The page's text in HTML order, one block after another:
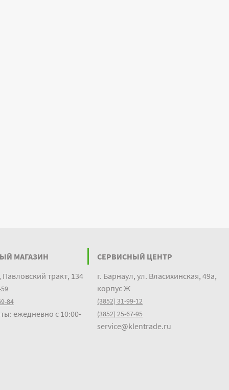
МАГАЗИН
Павловский тракт, 134
84
ежедневно с 10:00-
СЕРВИСНЫЙ ЦЕНТР
г. Барнаул, ул. Власихинская, 49а,
корпус Ж
(3852) 31-99-12
(3852) 25-67-95
service@klentrade.ru